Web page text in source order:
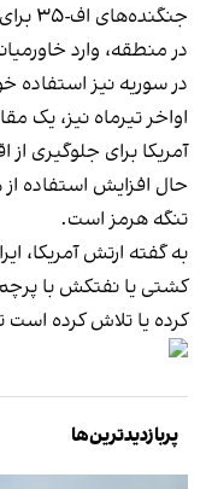
در منطقه، وارد
در سوریه نیز استفاده
اواخر تیرماه نیز، یک
آمریکا برای جلوگیری
تنگه هرمز است.
به گفته ارتش آمریکا،
کشتی یا نفتکش با
کرده یا تلاش کرده است
پربازدیدترین‌ها